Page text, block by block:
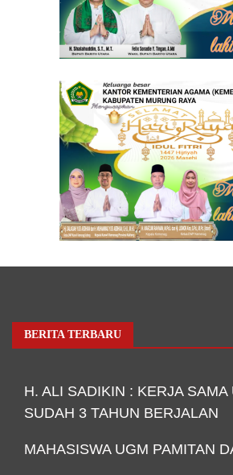
BERITA TERBARU
H. ALI SADIKIN : KERJA SAMA
SUDAH 3 TAHUN BERJALAN
MAHASISWA UGM PAMITAN